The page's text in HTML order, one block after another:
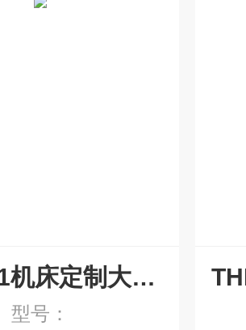
THSK51机床定制大型刮板式集中排屑输送线
型号：